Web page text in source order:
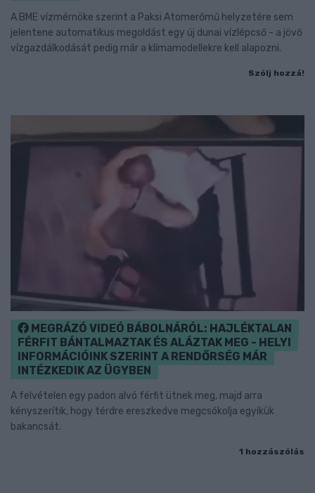
A BME vízmérnöke szerint a Paksi Atomerőmű helyzetére sem
jelentene automatikus megoldást egy új dunai vízlépcső - a jövő
vízgazdálkodását pedig már a klímamodellekre kell alapozni.
Szólj hozzá!
MEGRÁZÓ VIDEÓ BÁBOLNÁRÓL: HAJLÉKTALAN
FÉRFIT BÁNTALMAZTAK ÉS ALÁZTAK MEG - HELYI
INFORMÁCIÓINK SZERINT A RENDŐRSÉG MÁR
INTÉZKEDIK AZ ÜGYBEN
A felvételen egy padon alvó férfit ütnek meg, majd arra
kényszerítik, hogy térdre ereszkedve megcsókolja egyikük
bakancsát.
1 hozzászólás